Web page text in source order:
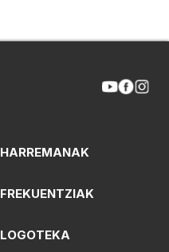
HARREMANAK
FREKUENTZIAK
LOGOTEKA